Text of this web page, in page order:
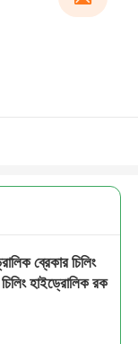
ব্রেকার চিলিং
হাইড্রোলিক রক